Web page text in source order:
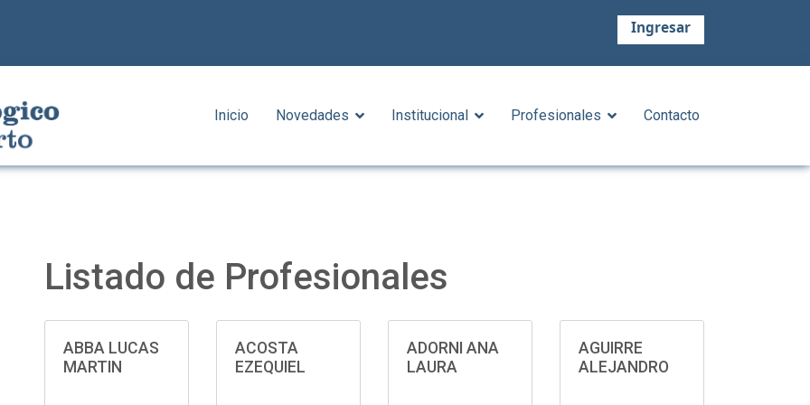
Ingresar
Inicio Novedades Institucional Profesionales Contacto
Listado de Profesionales
ABBA LUCAS
MARTIN
ACOSTA
EZEQUIEL
ADORNI ANA
LAURA
AGUIRRE
ALEJANDRO